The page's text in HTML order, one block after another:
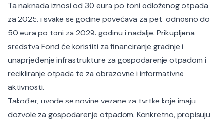
Ta naknada iznosi od 30 eura po toni odloženog otpada
za 2025. i svake se godine povećava za pet, odnosno do
50 eura po toni za 2029. godinu i nadalje. Prikupljena
sredstva Fond će koristiti za financiranje gradnje i
unaprjeđenje infrastrukture za gospodarenje otpadom i
recikliranje otpada te za obrazovne i informativne
aktivnosti.
Također, uvode se novine vezane za tvrtke koje imaju
dozvole za gospodarenje otpadom. Konkretno, propisuju